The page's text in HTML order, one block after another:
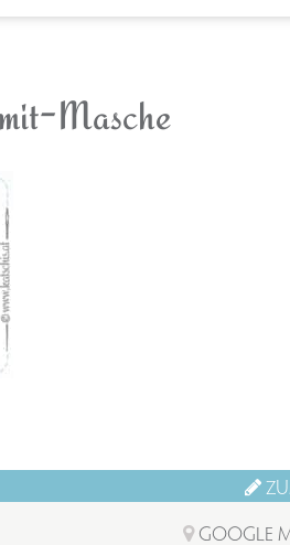
Masche
GOOGLE